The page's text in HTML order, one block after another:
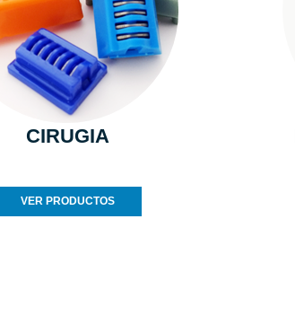
CIRUGIA
VER PRODUCTOS